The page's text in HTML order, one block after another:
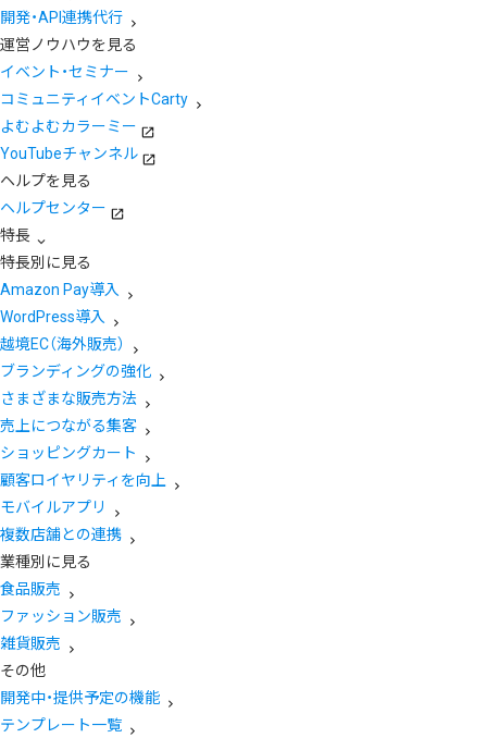
開発・API連携代行
運営ノウハウを見る
イベント・セミナー
コミュニティイベントCarty
よむよむカラーミー
YouTubeチャンネル
ヘルプを見る
ヘルプセンター
特長
特長別に見る
Amazon Pay導入
WordPress導入
越境EC（海外販売）
ブランディングの強化
さまざまな販売方法
売上につながる集客
ショッピングカート
顧客ロイヤリティを向上
モバイルアプリ
複数店舗との連携
業種別に見る
食品販売
ファッション販売
雑貨販売
その他
開発中・提供予定の機能
テンプレート一覧